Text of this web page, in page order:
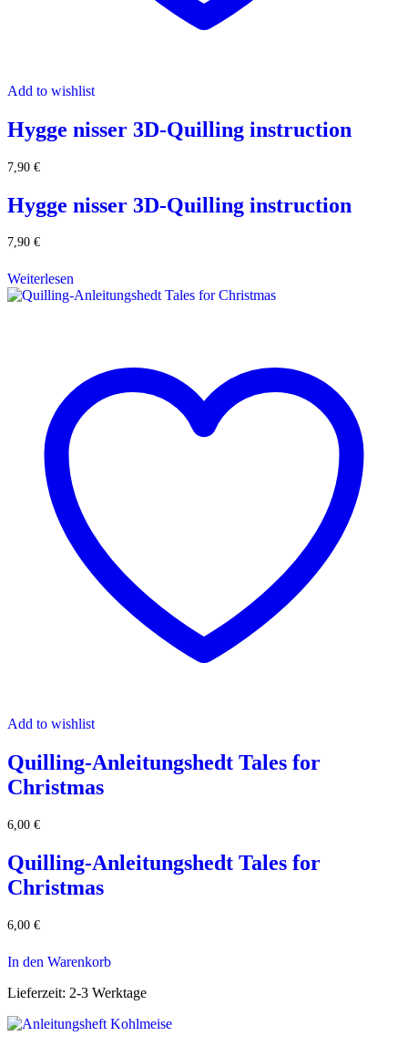
Add to wishlist
Hygge nisser 3D-Quilling instruction
7,90 €
Hygge nisser 3D-Quilling instruction
7,90 €
Weiterlesen
Add to wishlist
Quilling-Anleitungshedt Tales for
Christmas
6,00 €
Quilling-Anleitungshedt Tales for
Christmas
6,00 €
In den Warenkorb
Lieferzeit: 2-3 Werktage